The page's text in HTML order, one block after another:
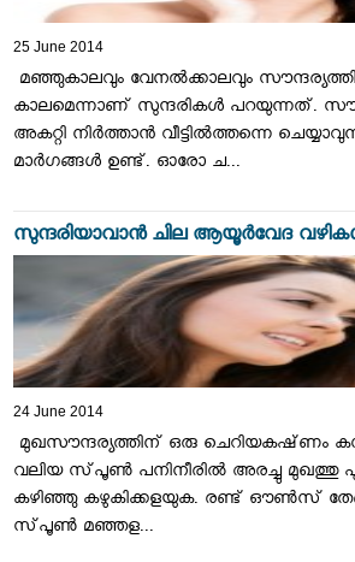
25 June 2014
മഞ്ഞുകാലവും വേനല്‍ക്കാലവും
കാലമെന്നാണ്‌ സുന്ദരികള്‍ പറയുന്നത്‌.
അകറ്റി നിര്‍ത്താന്‍ വീട്ടില്‍ത്തന്നെ
മാര്‍ഗങ്ങള്‍ ഉണ്ട്‌. ഓരോ ച...
സുന്ദരിയാവാന്‍ ചില ആയൂര്‍വേദ
24 June 2014
മുഖസൗന്ദര്യത്തിന്‌ ഒരു ചെറിയകഷ്‌ണം
വലിയ സ്‌പൂണ്‍ പനിനീരില്‍ അരച്ചു മുഖത്തു
കഴിഞ്ഞു കഴുകിക്കളയുക. രണ്ട്‌ ഔണ്‍സ്‌
സ്‌പൂണ്‍ മഞ്ഞള...